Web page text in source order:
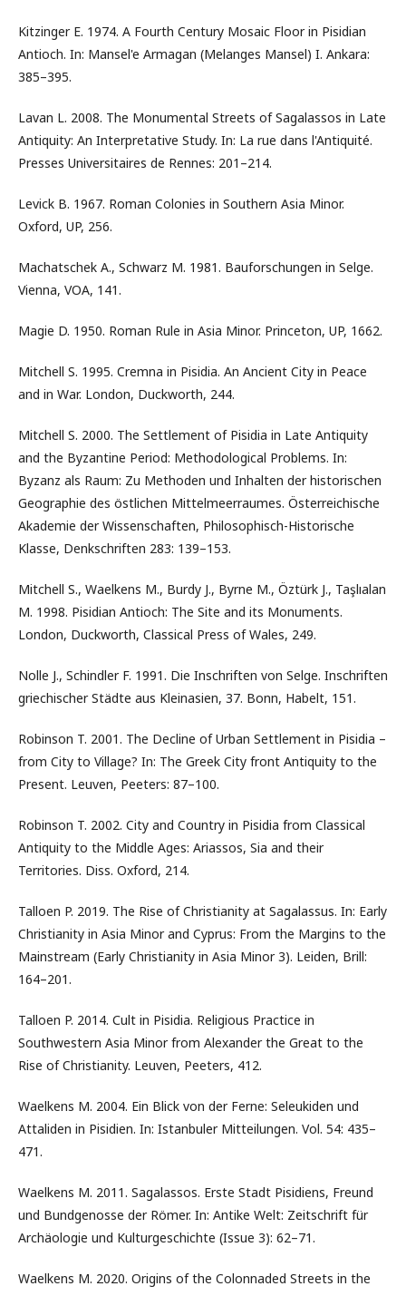
Kitzinger E. 1974. A Fourth Century Mosaic Floor in Pisidian
Antioch. In: Mansel'e Armagan (Melanges Mansel) I. Ankara:
385–395.
Lavan L. 2008. The Monumental Streets of Sagalassos in Late
Antiquity: An Interpretative Study. In: La rue dans l'Antiquité.
Presses Universitaires de Rennes: 201–214.
Levick B. 1967. Roman Colonies in Southern Asia Minor.
Oxford, UP, 256.
Machatschek A., Schwarz M. 1981. Bauforschungen in Selge.
Vienna, VOA, 141.
Magie D. 1950. Roman Rule in Asia Minor. Princeton, UP, 1662.
Mitchell S. 1995. Cremna in Pisidia. An Ancient City in Peace
and in War. London, Duckworth, 244.
Mitchell S. 2000. The Settlement of Pisidia in Late Antiquity
and the Byzantine Period: Methodological Problems. In:
Byzanz als Raum: Zu Methoden und Inhalten der historischen
Geographie des östlichen Mittelmeerraumes. Österreichische
Akademie der Wissenschaften, Philosophisch-Historische
Klasse, Denkschriften 283: 139–153.
Mitchell S., Waelkens M., Burdy J., Byrne M., Öztürk J., Taşlıalan
M. 1998. Pisidian Antioch: The Site and its Monuments.
London, Duckworth, Classical Press of Wales, 249.
Nolle J., Schindler F. 1991. Die Inschriften von Selge. Inschriften
griechischer Städte aus Kleinasien, 37. Bonn, Habelt, 151.
Robinson T. 2001. The Decline of Urban Settlement in Pisidia –
from City to Village? In: The Greek City front Antiquity to the
Present. Leuven, Peeters: 87–100.
Robinson T. 2002. City and Country in Pisidia from Classical
Antiquity to the Middle Ages: Ariassos, Sia and their
Territories. Diss. Oxford, 214.
Talloen P. 2019. The Rise of Christianity at Sagalassus. In: Early
Christianity in Asia Minor and Cyprus: From the Margins to the
Mainstream (Early Christianity in Asia Minor 3). Leiden, Brill:
164–201.
Talloen P. 2014. Сult in Рisidia. Religious Practice in
Southwestern Asia Minor from Alexander the Great to the
Rise of Christianity. Leuven, Peeters, 412.
Waelkens M. 2004. Ein Blick von der Ferne: Seleukiden und
Attaliden in Pisidien. In: Istanbuler Mitteilungen. Vol. 54: 435–
471.
Waelkens M. 2011. Sagalassos. Erste Stadt Pisidiens, Freund
und Bundgenosse der Römer. In: Antike Welt: Zeitschrift für
Archäologie und Kulturgeschichte (Issue 3): 62–71.
Waelkens M. 2020. Origins of the Colonnaded Streets in the